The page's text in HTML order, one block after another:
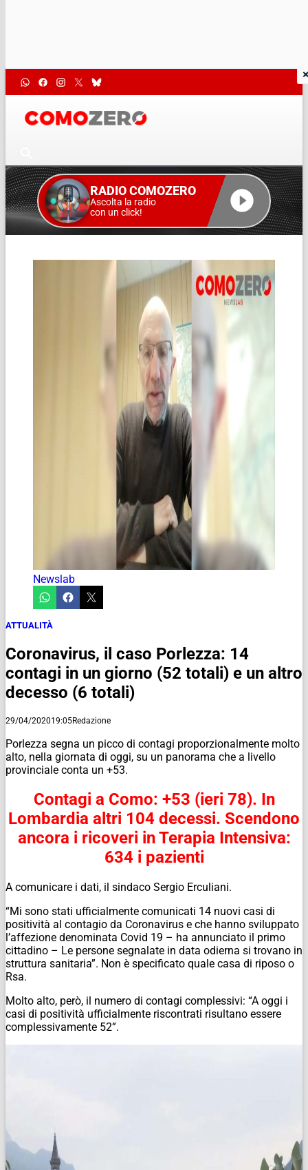
RADIO COMOZERO
Ascolta la radio
con un click!
Newslab
ATTUALITÀ
Coronavirus, il caso Porlezza: 14
contagi in un giorno (52 totali) e un altro
decesso (6 totali)
29/04/202019:05Redazione
Porlezza segna un picco di contagi proporzionalmente molto
alto, nella giornata di oggi, su un panorama che a livello
provinciale conta un +53.
Contagi a Como: +53 (ieri 78). In
Lombardia altri 104 decessi. Scendono
ancora i ricoveri in Terapia Intensiva:
634 i pazienti
A comunicare i dati, il sindaco Sergio Erculiani.
“Mi sono stati ufficialmente comunicati 14 nuovi casi di
positività al contagio da Coronavirus e che hanno sviluppato
l’affezione denominata Covid 19 – ha annunciato il primo
cittadino – Le persone segnalate in data odierna si trovano in
struttura sanitaria”. Non è specificato quale casa di riposo o
Rsa.
Molto alto, però, il numero di contagi complessivi: “A oggi i
casi di positività ufficialmente riscontrati risultano essere
complessivamente 52”.